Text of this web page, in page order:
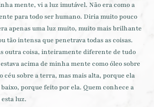
mente, vi a luz imutável. Não era como a
para todo ser humano. Diria muito pouco
apenas uma luz muito, muito mais brilhante
tão intensa que penetrava todas as coisas.
outra coisa, inteiramente diferente de tudo
acima de minha mente como óleo sobre
céu sobre a terra, mas mais alta, porque ela
porque feito por ela. Quem conhece a
luz.